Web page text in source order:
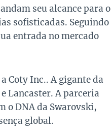
seu alcance para o
sofisticadas. Seguindo
entrada no mercado
Coty Inc.. A gigante da
Lancaster. A parceria
o DNA da Swarovski,
global.